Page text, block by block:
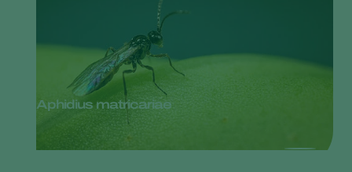
Aphidius matricariae